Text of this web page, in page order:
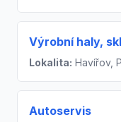
Výrobní haly,
Lokalita: Havířov,
Autoservis